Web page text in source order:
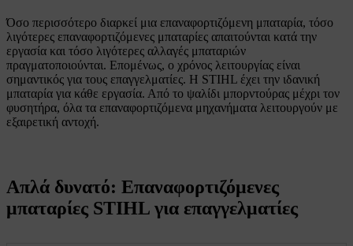
Όσο περισσότερο διαρκεί μια επαναφορτιζόμενη μπαταρία, τόσο
λιγότερες επαναφορτιζόμενες μπαταρίες απαιτούνται κατά την
εργασία και τόσο λιγότερες αλλαγές μπαταριών
πραγματοποιούνται. Επομένως, ο χρόνος λειτουργίας είναι
σημαντικός για τους επαγγελματίες. Η STIHL έχει την ιδανική
μπαταρία για κάθε εργασία. Από το ψαλίδι μπορντούρας μέχρι τον
φυσητήρα, όλα τα επαναφορτιζόμενα μηχανήματα λειτουργούν με
εξαιρετική αντοχή.
Απλά δυνατό: Επαναφορτιζόμενες
μπαταρίες STIHL για επαγγελματίες